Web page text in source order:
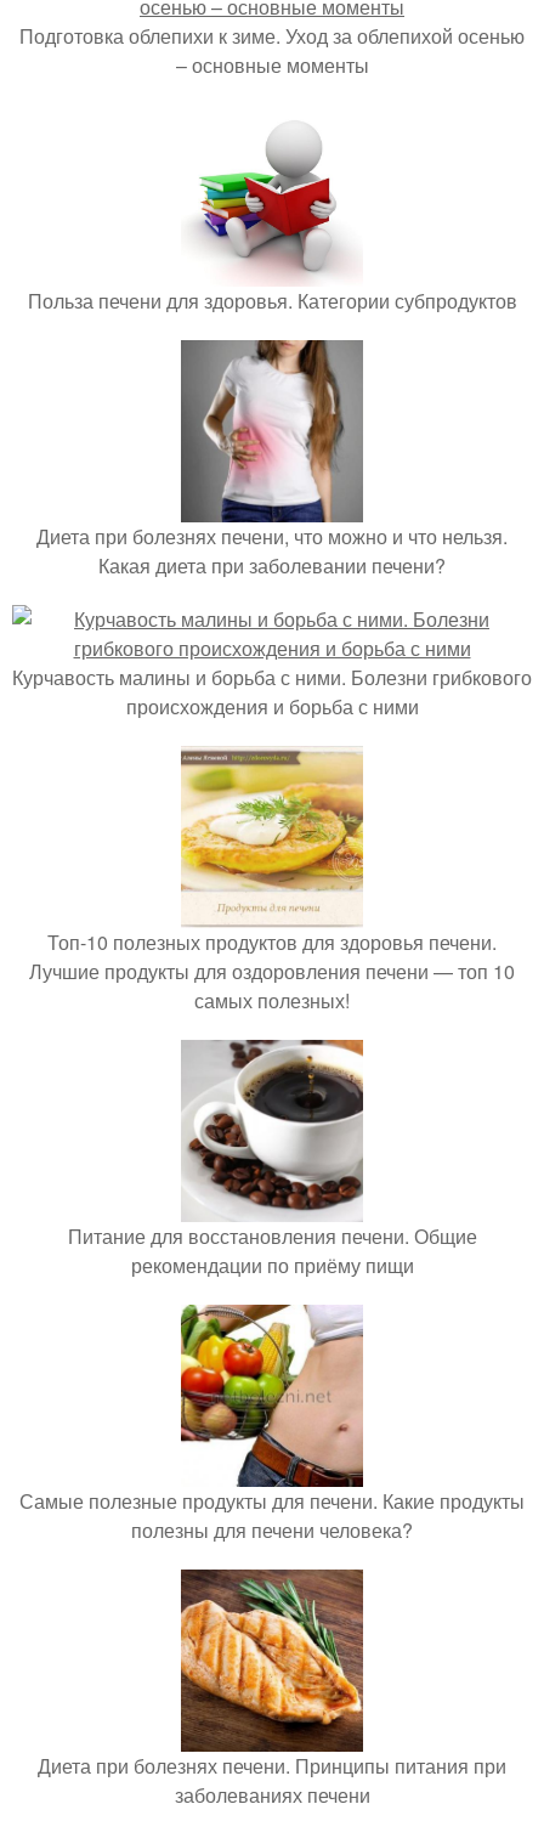
Подготовка облепихи к зиме. Уход за облепихой осенью
– основные моменты
Польза печени для здоровья. Категории субпродуктов
Диета при болезнях печени, что можно и что нельзя.
Какая диета при заболевании печени?
Курчавость малины и борьба с ними. Болезни грибкового
происхождения и борьба с ними
Топ-10 полезных продуктов для здоровья печени.
Лучшие продукты для оздоровления печени — топ 10
самых полезных!
Питание для восстановления печени. Общие
рекомендации по приёму пищи
Самые полезные продукты для печени. Какие продукты
полезны для печени человека?
Диета при болезнях печени. Принципы питания при
заболеваниях печени